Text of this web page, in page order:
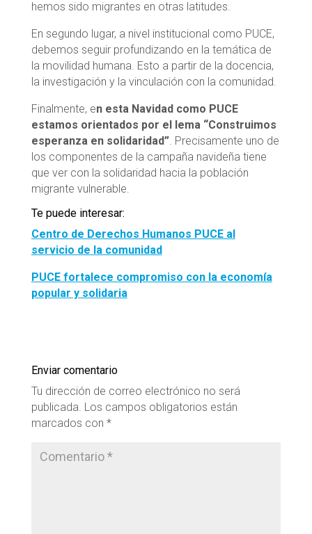
hemos sido migrantes en otras latitudes.
En segundo lugar, a nivel institucional como PUCE,
debemos seguir profundizando en la temática de
la movilidad humana. Esto a partir de la docencia,
la investigación y la vinculación con la comunidad.
Finalmente, en esta Navidad como PUCE
estamos orientados por el lema “Construimos
esperanza en solidaridad”. Precisamente uno de
los componentes de la campaña navideña tiene
que ver con la solidaridad hacia la población
migrante vulnerable.
Te puede interesar:
Centro de Derechos Humanos PUCE al
servicio de la comunidad
PUCE fortalece compromiso con la economía
popular y solidaria
Enviar comentario
Tu dirección de correo electrónico no será
publicada. Los campos obligatorios están
marcados con *